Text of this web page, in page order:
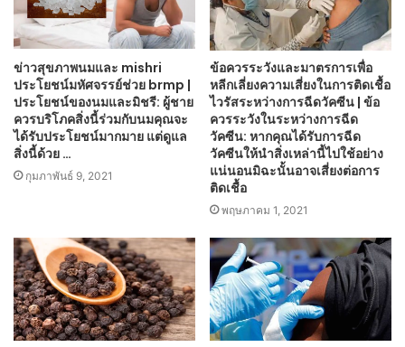
ข่าวสุขภาพนมและ mishri
ประโยชน์มหัศจรรย์ช่วย brmp |
ประโยชน์ของนมและมิชรี: ผู้ชาย
ควรบริโภคสิ่งนี้ร่วมกับนมคุณจะ
ได้รับประโยชน์มากมาย แต่ดูแล
สิ่งนี้ด้วย …
กุมภาพันธ์ 9, 2021
ข้อควรระวังและมาตรการเพื่อ
หลีกเลี่ยงความเสี่ยงในการติดเชื้อ
ไวรัสระหว่างการฉีดวัคซีน | ข้อ
ควรระวังในระหว่างการฉีด
วัคซีน: หากคุณได้รับการฉีด
วัคซีนให้นำสิ่งเหล่านี้ไปใช้อย่าง
แน่นอนมิฉะนั้นอาจเสี่ยงต่อการ
ติดเชื้อ
พฤษภาคม 1, 2021